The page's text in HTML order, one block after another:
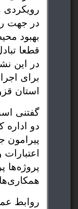
رویکردی
در جهت
بهبود
قطعا
در این
برای
استان
گفتنی
دو اداره
پیرامون
پروژه‌ها
روابط